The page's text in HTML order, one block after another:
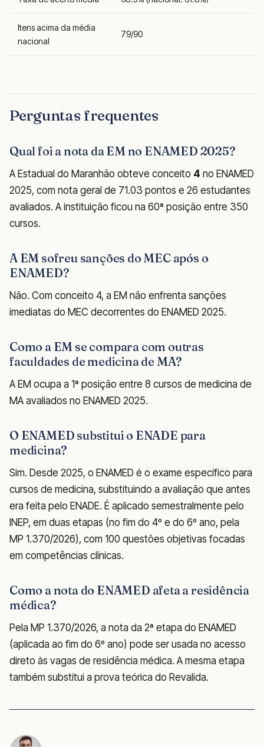
Itens acima da média
nacional
79/90
Perguntas frequentes
Qual foi a nota da EM no ENAMED 2025?
A Estadual do Maranhão obteve conceito 4 no ENAMED
2025, com nota geral de 71.03 pontos e 26 estudantes
avaliados. A instituição ficou na 60ª posição entre 350
cursos.
A EM sofreu sanções do MEC após o
ENAMED?
Não. Com conceito 4, a EM não enfrenta sanções
imediatas do MEC decorrentes do ENAMED 2025.
Como a EM se compara com outras
faculdades de medicina de MA?
A EM ocupa a 1ª posição entre 8 cursos de medicina de
MA avaliados no ENAMED 2025.
O ENAMED substitui o ENADE para
medicina?
Sim. Desde 2025, o ENAMED é o exame específico para
cursos de medicina, substituindo a avaliação que antes
era feita pelo ENADE. É aplicado semestralmente pelo
INEP, em duas etapas (no fim do 4º e do 6º ano, pela
MP 1.370/2026), com 100 questões objetivas focadas
em competências clínicas.
Como a nota do ENAMED afeta a residência
médica?
Pela MP 1.370/2026, a nota da 2ª etapa do ENAMED
(aplicada ao fim do 6º ano) pode ser usada no acesso
direto às vagas de residência médica. A mesma etapa
também substitui a prova teórica do Revalida.